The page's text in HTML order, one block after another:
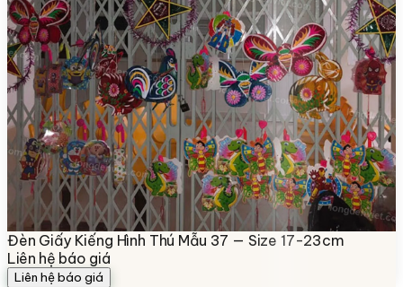
Đèn Giấy Kiếng Hình Thú Mẫu 37 — Size 17-23cm
Liên hệ báo giá
Liên hệ báo giá